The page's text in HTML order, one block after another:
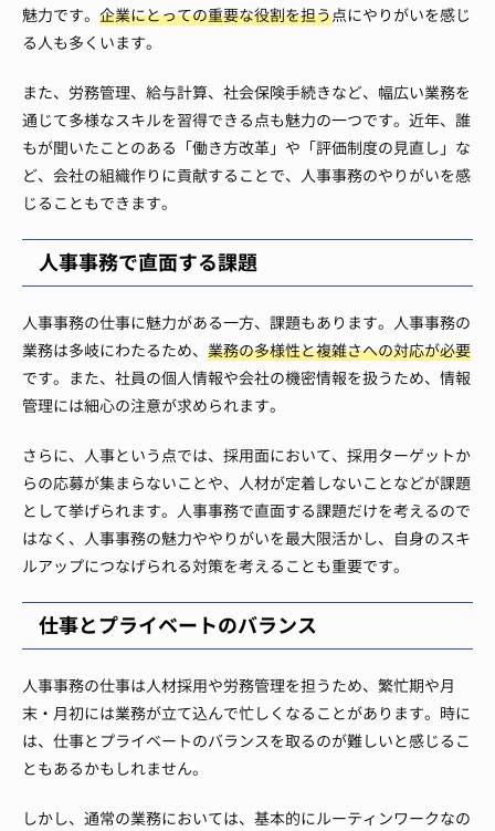
魅力です。 企業にとっての重要な役割を担う点にやりがいを感じ
る人も多くいます。
また、労務管理、給与計算、社会保険手続きなど、幅広い業務を
通じて多様なスキルを習得できる点も魅力の一つです。近年、誰
もが聞いたことのある「働き方改革」や「評価制度の見直し」な
ど、会社の組織作りに貢献することで、人事事務のやりがいを感
じることもできます。
人事事務で直面する課題
人事事務の仕事に魅力がある一方、課題もあります。人事事務の
業務は多岐にわたるため、 業務の多様性と複雑さへの対応が必要
です。また、社員の個人情報や会社の機密情報を扱うため、情報
管理には細心の注意が求められます。
さらに、人事という点では、採用面において、採用ターゲットか
らの応募が集まらないことや、人材が定着しないことなどが課題
として挙げられます。人事事務で直面する課題だけを考えるので
はなく、人事事務の魅力ややりがいを最大限活かし、自身のスキ
ルアップにつなげられる対策を考えることも重要です。
仕事とプライベートのバランス
人事事務の仕事は人材採用や労務管理を担うため、繁忙期や月
末・月初には業務が立て込んで忙しくなることがあります。時に
は、仕事とプライベートのバランスを取るのが難しいと感じるこ
ともあるかもしれません。
しかし、通常の業務においては、基本的にルーティンワークなの